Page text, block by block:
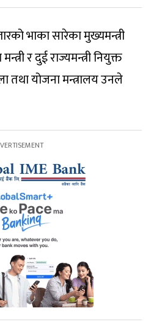
भाका सारेका मुख्यमन्त्री
र दुई राज्यमन्त्री नियुक्त
तथा योजना मन्त्रालय उनले